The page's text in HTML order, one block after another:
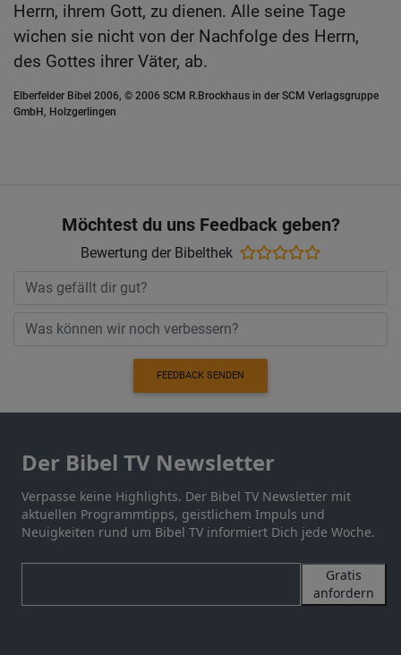
Herrn, ihrem Gott, zu dienen. Alle seine Tage
wichen sie nicht von der Nachfolge des Herrn,
des Gottes ihrer Väter, ab.
Elberfelder Bibel 2006, © 2006 SCM R.Brockhaus in der SCM Verlagsgruppe
GmbH, Holzgerlingen
Möchtest du uns Feedback geben?
Bewertung der Bibelthek
FEEDBACK SENDEN
Der Bibel TV Newsletter
Verpasse keine Highlights. Der Bibel TV Newsletter mit
aktuellen Programmtipps, geistlichem Impuls und
Neuigkeiten rund um Bibel TV informiert Dich jede Woche.
Gratis
anfordern